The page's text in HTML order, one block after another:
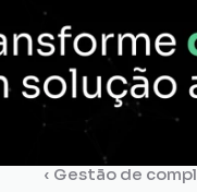
‹ Gestão de